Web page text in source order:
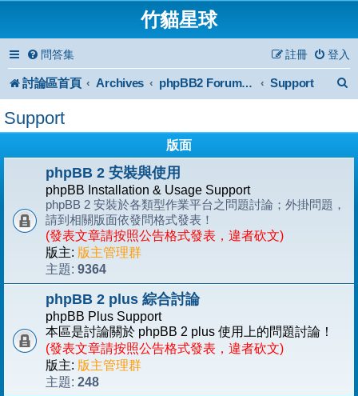
竹貓星球
問答集 登入
註冊
討論區首頁 Archives phpBB2 Forum Archive Support
Support
版面
phpBB 2 安裝與使用
phpBB Installation & Usage Support
phpBB 2 安裝於各類型作業平台之問題討論；外掛問題，
請到相關版面依發問格式發表！
(發表文章請按照公告格式發表，違者砍文)
版主: 版主管理群
主題: 9364
phpBB 2 plus 綜合討論
phpBB Plus Support
本區是討論關於 phpBB 2 plus 使用上的問題討論！
(發表文章請按照公告格式發表，違者砍文)
版主: 版主管理群
主題: 248